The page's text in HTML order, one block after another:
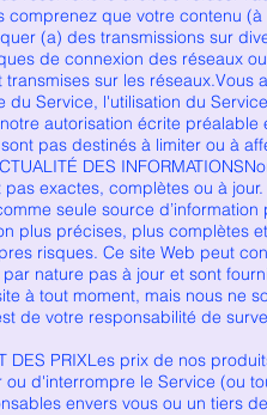
que votre contenu
(a) des transmissions sur
de connexion des réseaux
sur les
Service, l'utilisation du
autorisation écrite
pas destinés à limiter ou à
DES
exactes, complètes ou à
seule source
plus précises, plus complètes
risques. Ce site Web peut
nature pas à jour et sont
à tout moment, mais nous ne
de votre responsabilité de
DES PRIXLes prix de nos
d'interrompre le Service (ou
envers vous ou un tiers